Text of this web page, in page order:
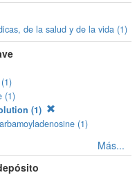
de la salud y de la vida (1)
(1)
(1)
(1)
Más...